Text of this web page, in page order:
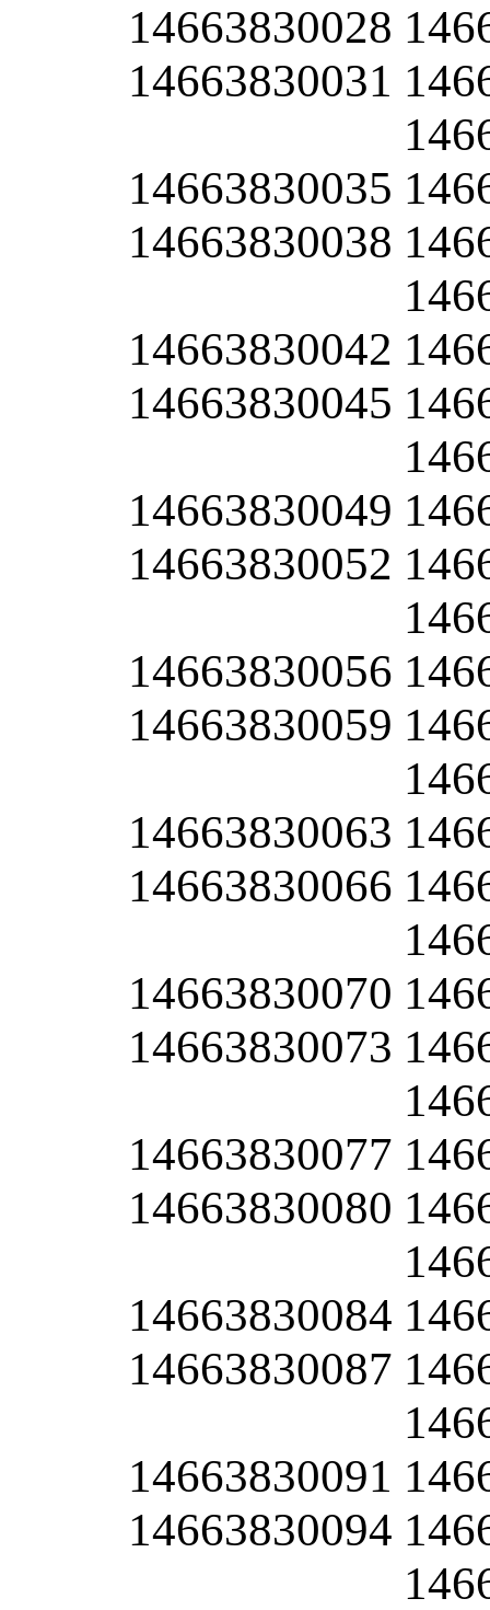
14663830028
14663830031
14663830035
14663830038
14663830042
14663830045
14663830049
14663830052
14663830056
14663830059
14663830063
14663830066
14663830070
14663830073
14663830077
14663830080
14663830084
14663830087
14663830091
14663830094